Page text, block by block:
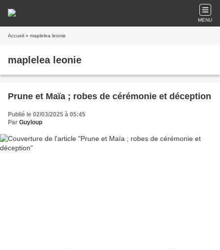
MENU
Accueil » maplelea leonie
maplelea leonie
Prune et Maïa ; robes de cérémonie et déception
Publié le 02/03/2025 à 05:45
Par Guyloup